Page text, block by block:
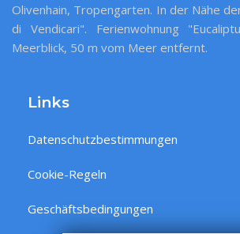
Olivenhain, Tropengarten. In der Nähe
di Vendicari". Ferienwohnung
Meerblick, 50 m vom Meer entfernt.
Links
Datenschutzbestimmungen
Cookie-Regeln
Geschäftsbedingungen